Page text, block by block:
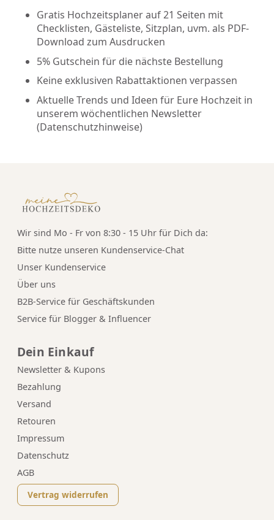
Gratis Hochzeitsplaner auf 21 Seiten mit
Checklisten, Gästeliste, Sitzplan, uvm. als PDF-
Download zum Ausdrucken
5% Gutschein für die nächste Bestellung
Keine exklusiven Rabattaktionen verpassen
Aktuelle Trends und Ideen für Eure Hochzeit in
unserem wöchentlichen Newsletter
(Datenschutzhinweise)
Wir sind Mo - Fr von 8:30 - 15 Uhr für Dich da:
Bitte nutze unseren Kundenservice-Chat
Unser Kundenservice
Über uns
B2B-Service für Geschäftskunden
Service für Blogger & Influencer
Dein Einkauf
Newsletter & Kupons
Bezahlung
Versand
Retouren
Impressum
Datenschutz
AGB
Vertrag widerrufen